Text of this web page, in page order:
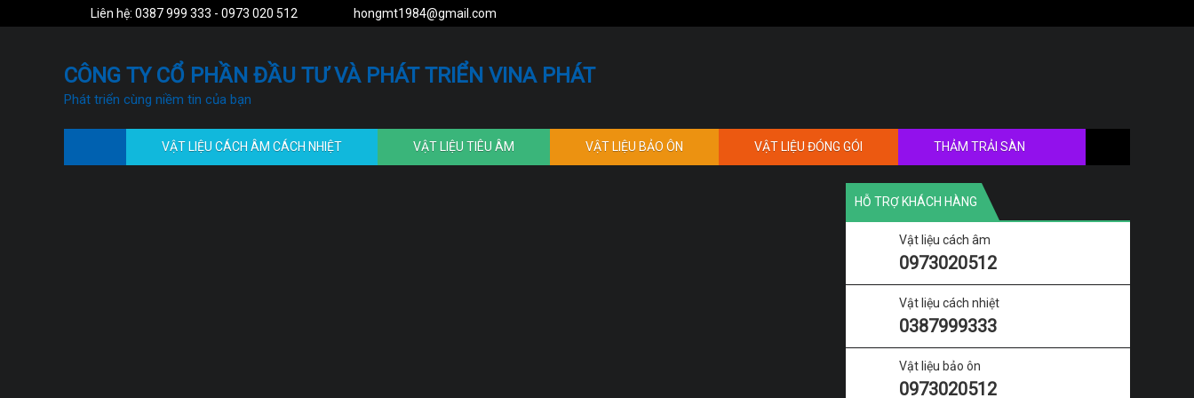
Liên hệ: 0387 999 333 - 0973 020 512 hongmt1984@gmail.com
CÔNG TY CỔ PHẦN ĐẦU TƯ VÀ PHÁT TRIỂN VINA PHÁT
Phát triển cùng niềm tin của bạn
VẬT LIỆU CÁCH ÂM CÁCH NHIỆT VẬT LIỆU TIÊU ÂM VẬT LIỆU BẢO ÔN VẬT LIỆU ĐÓNG GÓI THẢM TRẢI SÀN
HỖ TRỢ KHÁCH HÀNG
Vật liệu cách âm
0973020512
Vật liệu cách nhiệt
0387999333
Vật liệu bảo ôn
0973020512